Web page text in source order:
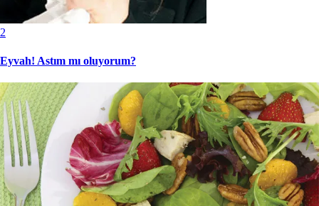
2
Eyvah! Astım mı oluyorum?